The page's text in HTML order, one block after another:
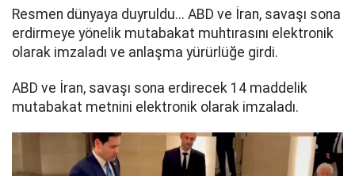
Resmen dünyaya duyruldu... ABD ve İran, savaşı sona
erdirmeye yönelik mutabakat muhtırasını elektronik
olarak imzaladı ve anlaşma yürürlüğe girdi.
ABD ve İran, savaşı sona erdirecek 14 maddelik
mutabakat metnini elektronik olarak imzaladı.